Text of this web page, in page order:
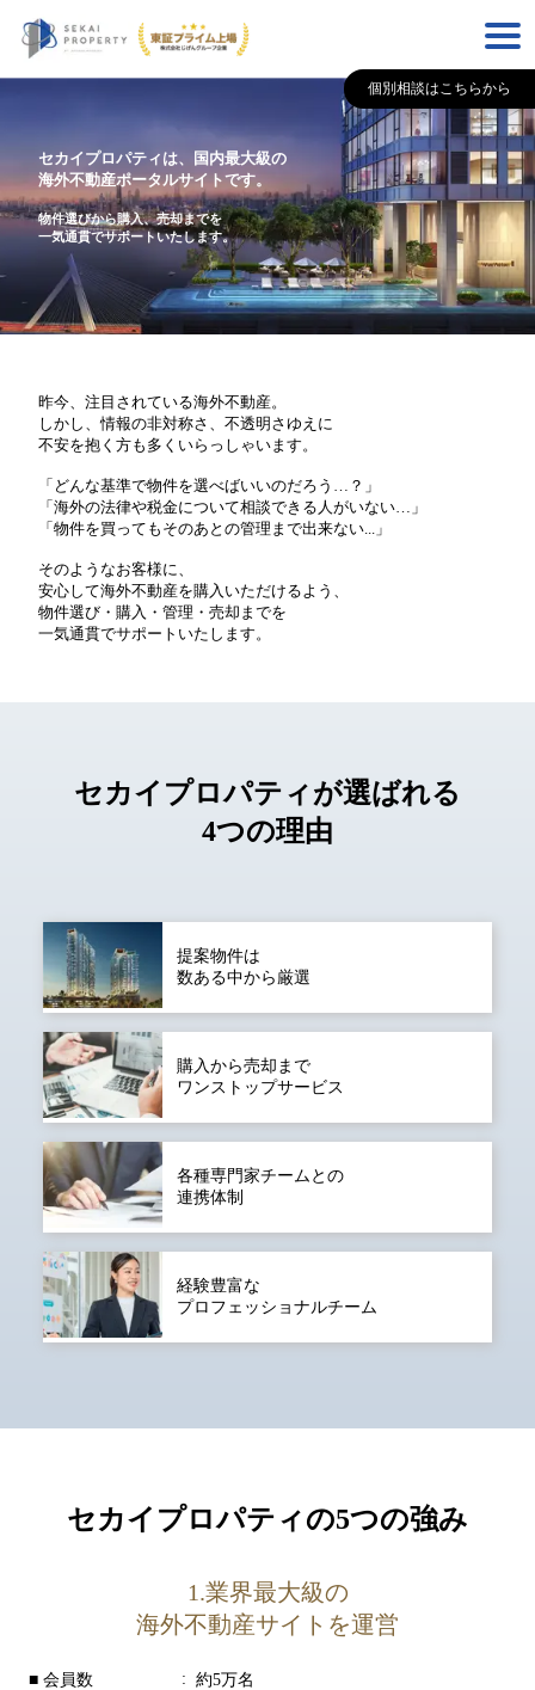
個別相談はこちらから
セカイプロパティは、国内最大級の
海外不動産ポータルサイトです。
物件選びから購入、売却までを
一気通貫でサポートいたします。
昨今、注目されている海外不動産。
しかし、情報の非対称さ、不透明さゆえに
不安を抱く方も多くいらっしゃいます。
「どんな基準で物件を選べばいいのだろう…？」
「海外の法律や税金について相談できる人がいない…」
「物件を買ってもそのあとの管理まで出来ない...」
そのようなお客様に、
安心して海外不動産を購入いただけるよう、
物件選び・購入・管理・売却までを
一気通貫でサポートいたします。
セカイプロパティが選ばれる
4つの理由
提案物件は
数ある中から厳選
購入から売却まで
ワンストップサービス
各種専門家チームとの
連携体制
経験豊富な
プロフェッショナルチーム
セカイプロパティの5つの強み
1.業界最大級の
海外不動産サイトを運営
■ 会員数 約5万名